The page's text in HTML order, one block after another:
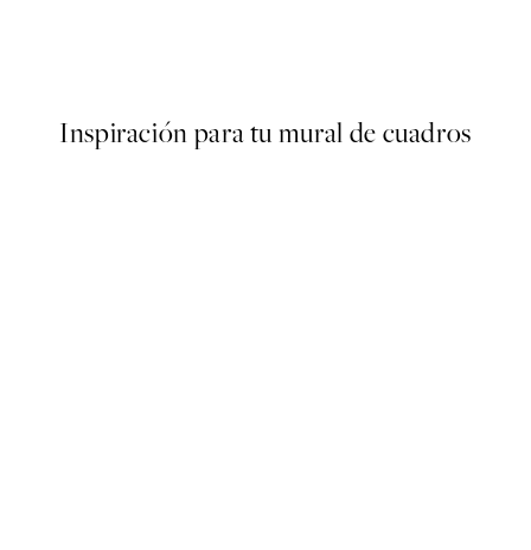
Inspiración para tu mural de cuadros